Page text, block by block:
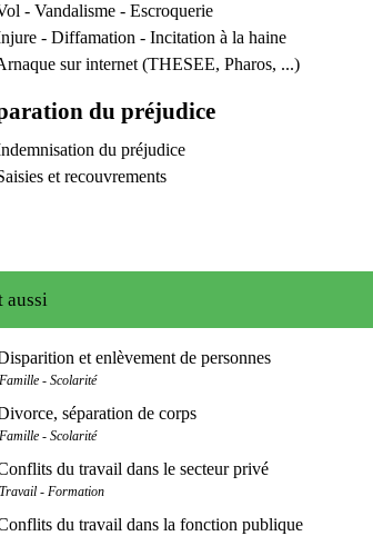
- Vandalisme - Escroquerie
- Diffamation - Incitation à la haine
sur internet (THESEE, Pharos, ...)
du préjudice
du préjudice
et recouvrements
aussi
et enlèvement de personnes
Famille - Scolarité
séparation de corps
Famille - Scolarité
du travail dans le secteur privé
Travail - Formation
du travail dans la fonction publique